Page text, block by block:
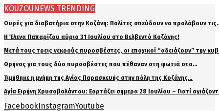
KOUZOUNEWS TRENDING
Ουρές για διαβατήρια στην Κοζάνη: Πολίτες σπεύδουν να προλάβουν
Η Έλενα Παπαρίζου αύριο 31 Ιουλίου στο Βελβεντό Κοζάνης!
Μετά τους τρεις νεκρούς πυροσβέστες, οι εποχικοί “αδειάζουν” την
Θρήνος για τους δύο πυροσβέστες που πέθαναν στη φωτιά στο…
Τιμήθηκε η μνήμη της Αγίας Παρασκευής στην πόλη της Κοζάνης…
Αγία Ειρήνη Χρυσοβαλάντου: Εορτάζει σήμερα 28 Ιουλίου – Γιατί
FacebookInstagramYoutube